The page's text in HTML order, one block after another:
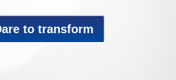
to transform